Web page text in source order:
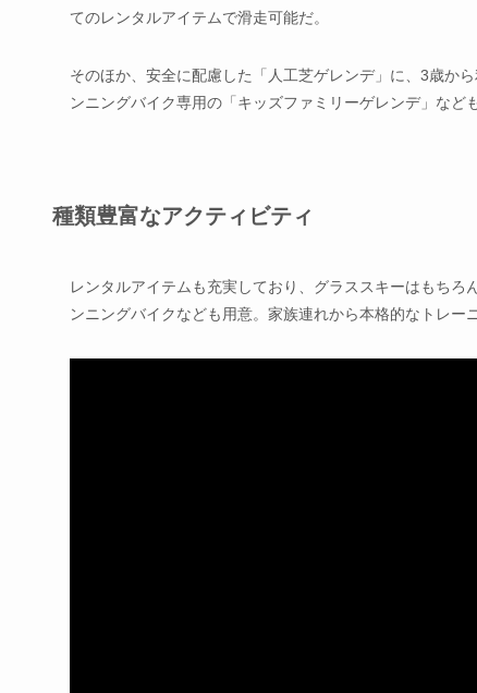
てのレンタルアイテムで滑走可能だ。
そのほか、安全に配慮した「人工芝ゲレンデ」に、3歳か
ンニングバイク専用の「キッズファミリーゲレンデ」など
種類豊富なアクティビティ
レンタルアイテムも充実しており、グラススキーはもち
ンニングバイクなども用意。家族連れから本格的なトレー